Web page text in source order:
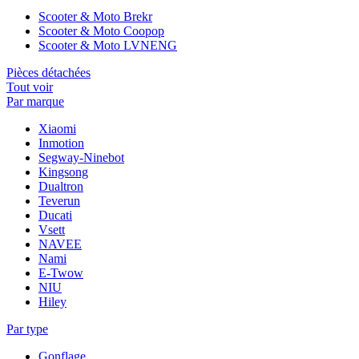
Scooter & Moto Brekr
Scooter & Moto Coopop
Scooter & Moto LVNENG
Pièces détachées
Tout voir
Par marque
Xiaomi
Inmotion
Segway-Ninebot
Kingsong
Dualtron
Teverun
Ducati
Vsett
NAVEE
Nami
E-Twow
NIU
Hiley
Par type
Gonflage